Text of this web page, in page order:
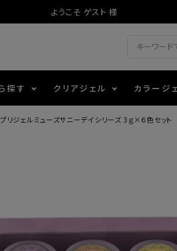
ようこそ ゲスト 様
探す クリアジェル カラージ
メタリック
プリジェルミューズサニーデイシリーズ 3ｇ×６色セット